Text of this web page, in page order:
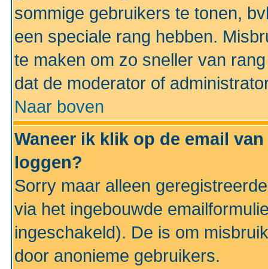
sommige gebruikers te tonen,
een speciale rang hebben.
te maken om zo sneller van
dat de moderator of
Naar boven
Waneer ik klik op de email
loggen?
Sorry maar alleen
via het ingebouwde
ingeschakeld). De is om
door anonieme gebruikers.